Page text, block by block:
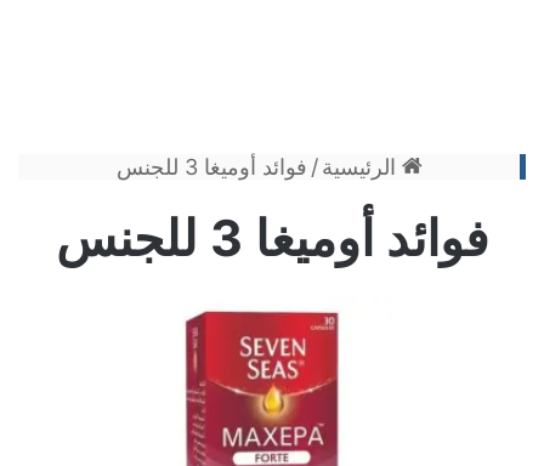
الرئيسية / فوائد أوميغا 3 للجنس
فوائد أوميغا 3 للجنس